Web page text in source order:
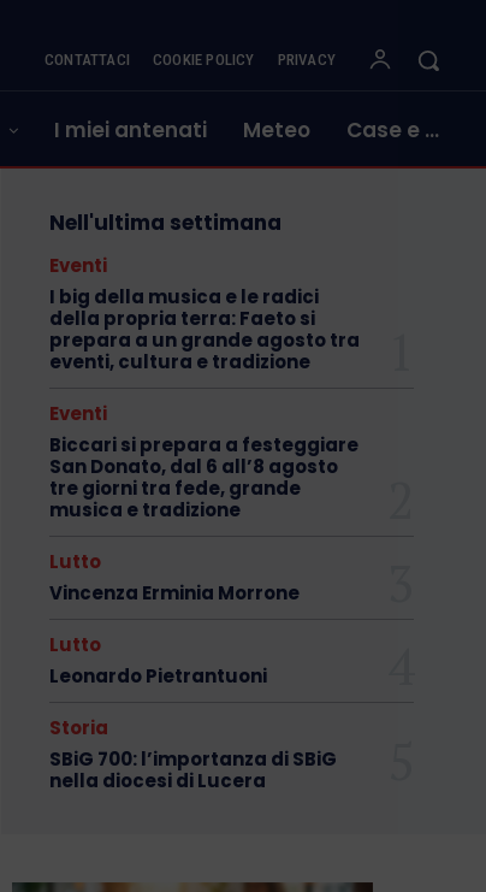
CONTATTACI COOKIE POLICY PRIVACY
I miei antenati Meteo
Case e …
Nell'ultima settimana
Eventi
I big della musica e le radici
della propria terra: Faeto si
prepara a un grande agosto tra
eventi, cultura e tradizione
Eventi
Biccari si prepara a festeggiare
San Donato, dal 6 all’8 agosto
tre giorni tra fede, grande
musica e tradizione
Lutto
Vincenza Erminia Morrone
Lutto
Leonardo Pietrantuoni
Storia
SBiG 700: l’importanza di SBiG
nella diocesi di Lucera